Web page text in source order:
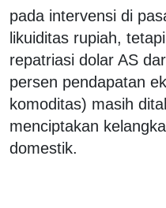
pada intervensi di
likuiditas rupiah,
repatriasi dolar AS
persen pendapatan
komoditas) masih
menciptakan
domestik.